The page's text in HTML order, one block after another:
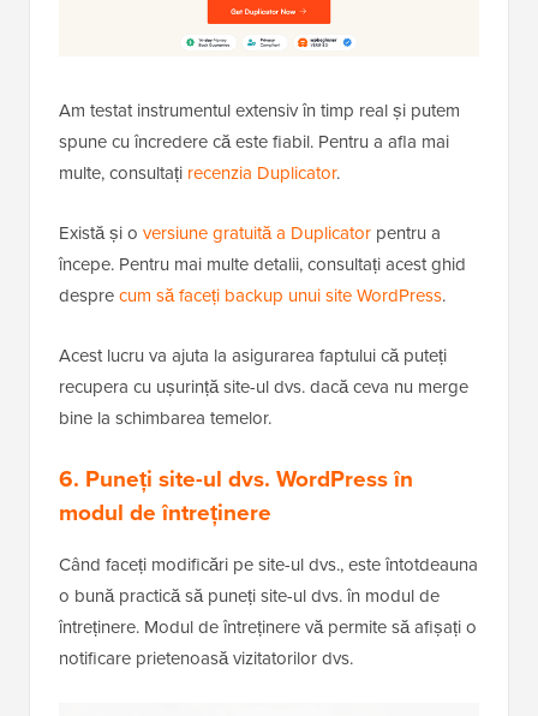
Am testat instrumentul extensiv în timp real și putem
spune cu încredere că este fiabil. Pentru a afla mai
multe, consultați recenzia Duplicator.
Există și o versiune gratuită a Duplicator pentru a
începe. Pentru mai multe detalii, consultați acest ghid
desprecum să faceți backup unui site WordPress.
Acest lucru va ajuta la asigurarea faptului că puteți
recupera cu ușurință site-ul dvs. dacă ceva nu merge
bine la schimbarea temelor.
6. Puneți site-ul dvs. WordPress în
modul de întreținere
Când faceți modificări pe site-ul dvs., este întotdeauna
o bună practică să puneți site-ul dvs. în modul de
întreținere. Modul de întreținere vă permite să afișați o
notificare prietenoasă vizitatorilor dvs.